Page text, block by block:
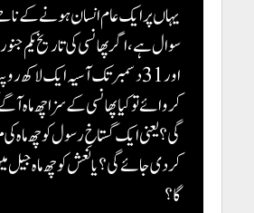
یہاں پر ایک عام انسان ہونے کے
سوال ہے، اگر پھانسی کی تاریخ یکم
اور 31 دسمبر تک آسیہ ایک لاکھ
کروائے تو کیا پھانسی کے سزا چھ ماہ
گی؟ یعنی ایک گستاخِ رسول کو چھ ماہ
کر دی جائے گی؟ یا نعش کو چھ ماہ
گا؟